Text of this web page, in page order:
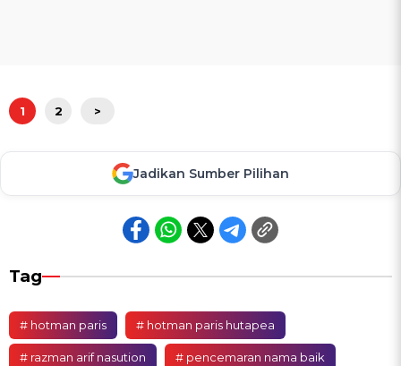
1 2 >
Jadikan Sumber Pilihan
Tag
# hotman paris # hotman paris hutapea
# razman arif nasution # pencemaran nama baik